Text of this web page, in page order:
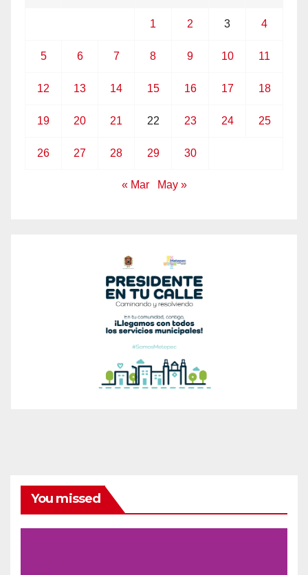
1 2 3 4
5 6 7 8 9 10 11
12 13 14 15 16 17 18
19 20 21 22 23 24 25
26 27 28 29 30
« Mar May »
You missed